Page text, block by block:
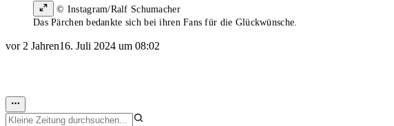
© Instagram/Ralf Schumacher
Das Pärchen bedankte sich bei ihren Fans für die Glückwünsche.
vor 2 Jahren16. Juli 2024 um 08:02